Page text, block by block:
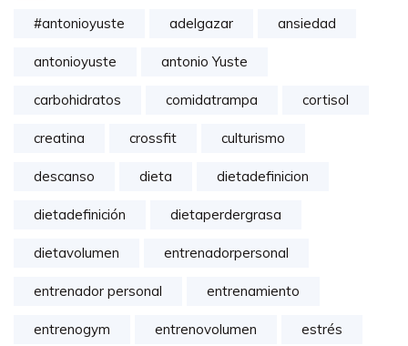
#antonioyuste adelgazar ansiedad
antonioyuste antonio Yuste
carbohidratos comidatrampa cortisol
creatina crossfit culturismo
descanso dieta dietadefinicion
dietadefinición dietaperdergrasa
dietavolumen entrenadorpersonal
entrenador personal entrenamiento
entrenogym entrenovolumen estrés